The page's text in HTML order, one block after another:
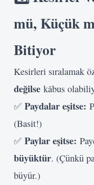
mü, Küçük
Bitiyor
Kesirleri sıralamak
değilse kâbus
✅ Paydalar eşitse:
(Basit!)
✅ Paylar eşitse:
büyüktür. (Çünkü
büyür.)